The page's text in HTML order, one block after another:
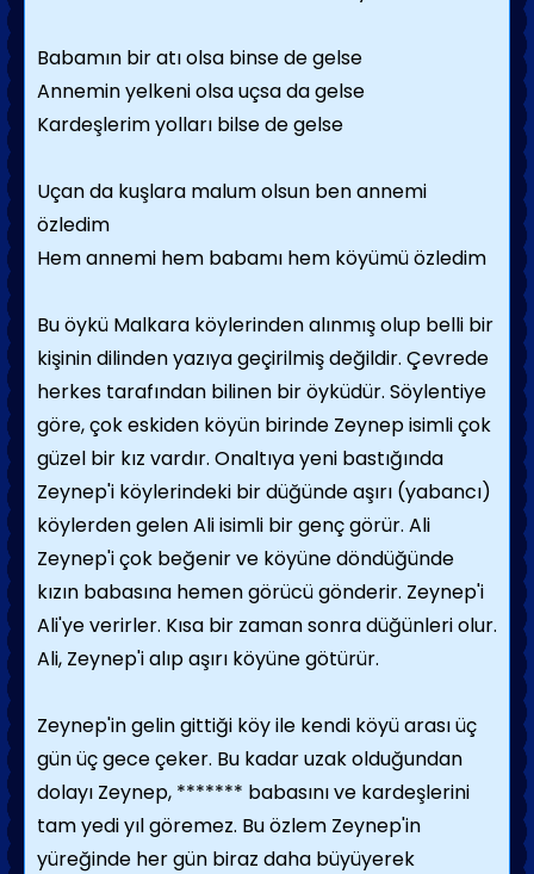
Babamın bir atı olsa binse de gelse
Annemin yelkeni olsa uçsa da gelse
Kardeşlerim yolları bilse de gelse
Uçan da kuşlara malum olsun ben annemi
özledim
Hem annemi hem babamı hem köyümü özledim
Bu öykü Malkara köylerinden alınmış olup belli bir
kişinin dilinden yazıya geçirilmiş değildir. Çevrede
herkes tarafından bilinen bir öyküdür. Söylentiye
göre, çok eskiden köyün birinde Zeynep isimli çok
güzel bir kız vardır. Onaltıya yeni bastığında
Zeynep'i köylerindeki bir düğünde aşırı (yabancı)
köylerden gelen Ali isimli bir genç görür. Ali
Zeynep'i çok beğenir ve köyüne döndüğünde
kızın babasına hemen görücü gönderir. Zeynep'i
Ali'ye verirler. Kısa bir zaman sonra düğünleri olur.
Ali, Zeynep'i alıp aşırı köyüne götürür.
Zeynep'in gelin gittiği köy ile kendi köyü arası üç
gün üç gece çeker. Bu kadar uzak olduğundan
dolayı Zeynep, ******* babasını ve kardeşlerini
tam yedi yıl göremez. Bu özlem Zeynep'in
yüreğinde her gün biraz daha büyüyerek